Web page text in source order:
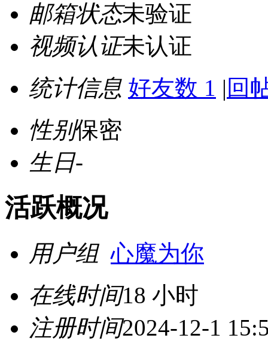
邮箱状态未验证
视频认证未认证
统计信息 好友数 1 | 回
性别保密
生日-
活跃概况
用户组心魔为你
在线时间18 小时
注册时间2024-12-1